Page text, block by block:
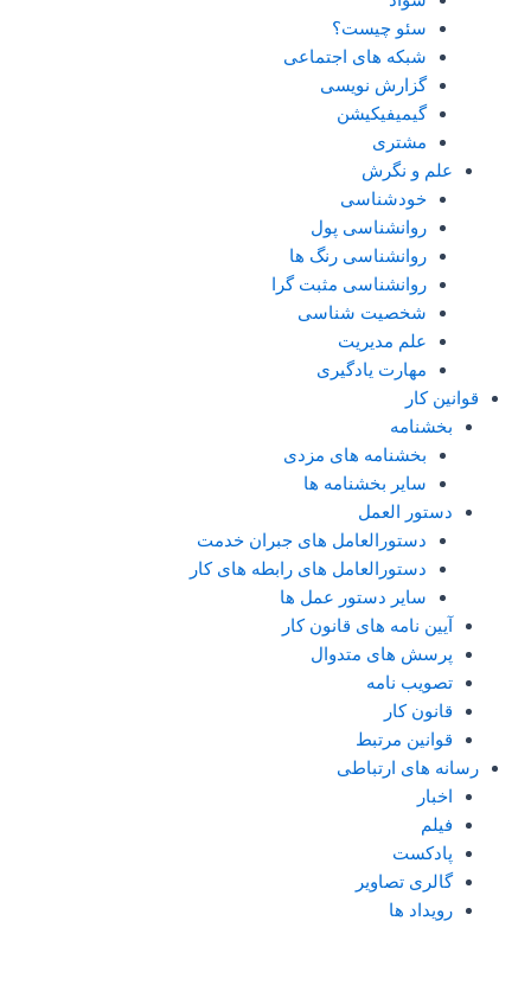
سئو چیست؟
شبکه های اجتماعی
گزارش نویسی
گیمیفیکیشن
مشتری
علم و نگرش
خودشناسی
روانشناسی پول
روانشناسی رنگ ها
روانشناسی مثبت گرا
شخصیت شناسی
علم مدیریت
مهارت یادگیری
قوانین کار
بخشنامه
بخشنامه های مزدی
سایر بخشنامه ها
دستور العمل
دستورالعامل های جبران خدمت
دستورالعامل های رابطه های کار
سایر دستور عمل ها
آیین نامه های قانون کار
پرسش های متدوال
تصویب نامه
قانون کار
قوانین مرتبط
رسانه های ارتباطی
اخبار
فیلم
پادکست
گالری تصاویر
رویداد ها